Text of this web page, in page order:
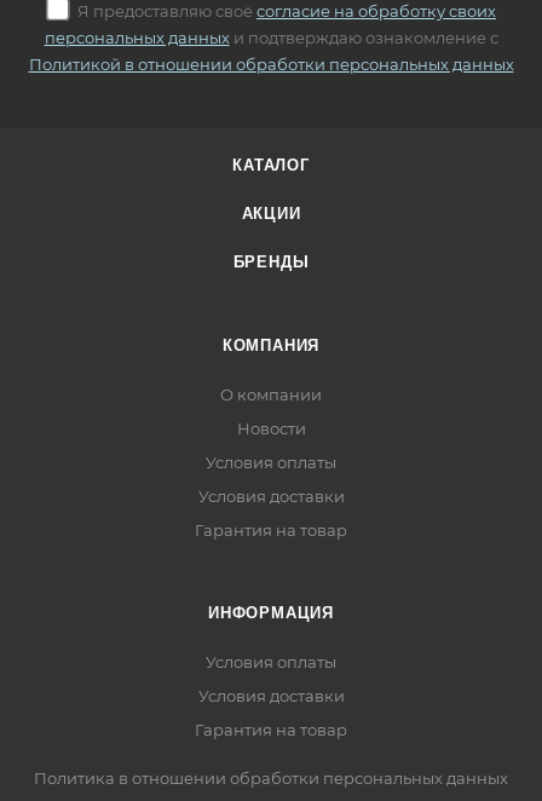
Я предоставляю своё согласие на обработку своих
персональных данныхи подтверждаю ознакомление с
Политикой в отношении обработки персональных данных
КАТАЛОГ
АКЦИИ
БРЕНДЫ
КОМПАНИЯ
О компании
Новости
Условия оплаты
Условия доставки
Гарантия на товар
ИНФОРМАЦИЯ
Условия оплаты
Условия доставки
Гарантия на товар
Политика в отношении обработки персональных данных